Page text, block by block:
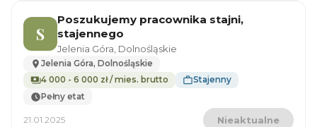
S
Poszukujemy pracownika stajni,
stajennego
Jelenia Góra, Dolnośląskie
Jelenia Góra, Dolnośląskie
4 000 - 6 000 zł / mies. brutto
Stajenny
Pełny etat
21.01.2025 Nieaktualne